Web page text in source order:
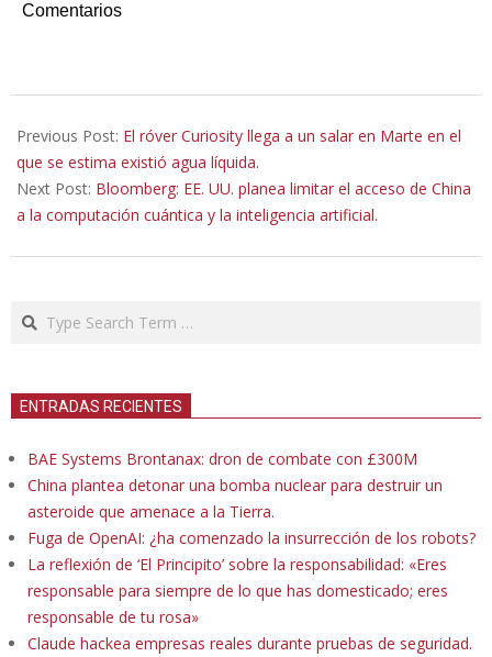
Comentarios
10-
23
Previous Post: El róver Curiosity llega a un salar en Marte en el
que se estima existió agua líquida.
Next Post: Bloomberg: EE. UU. planea limitar el acceso de China
a la computación cuántica y la inteligencia artificial.
Search
ENTRADAS RECIENTES
BAE Systems Brontanax: dron de combate con £300M
China plantea detonar una bomba nuclear para destruir un
asteroide que amenace a la Tierra.
Fuga de OpenAI: ¿ha comenzado la insurrección de los robots?
La reflexión de ‘El Principito’ sobre la responsabilidad: «Eres
responsable para siempre de lo que has domesticado; eres
responsable de tu rosa»
Claude hackea empresas reales durante pruebas de seguridad.